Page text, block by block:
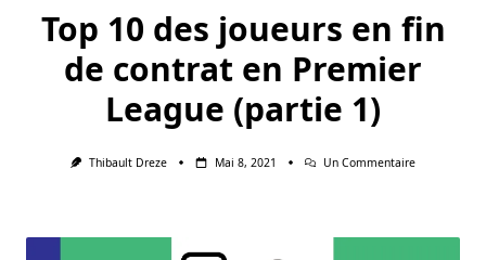
Top 10 des joueurs en fin
de contrat en Premier
League (partie 1)
Thibault Dreze Mai 8, 2021 Un CommentaireSur